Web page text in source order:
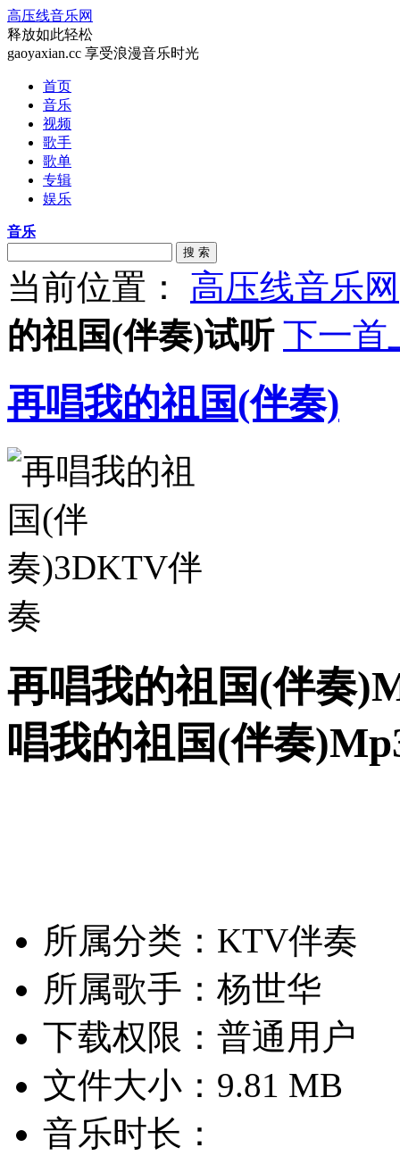
高压线音乐网
释放如此轻松
gaoyaxian.cc 享受浪漫音乐时光
首页
音乐
视频
歌手
歌单
专辑
娱乐
音乐
搜 索
当前位置： 高压线音乐网
的祖国(伴奏)试听 下一首
再唱我的祖国(伴奏)
再唱我的祖国(伴奏
唱我的祖国(伴奏
所属分类：KTV伴奏
所属歌手：杨世华
下载权限：普通用户
文件大小：9.81 MB
音乐时长：